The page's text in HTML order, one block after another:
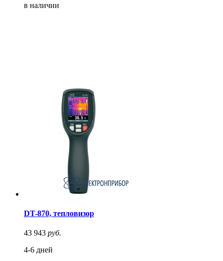
в наличии
DT-870, тепловизор
43 943 руб.
4-6 дней